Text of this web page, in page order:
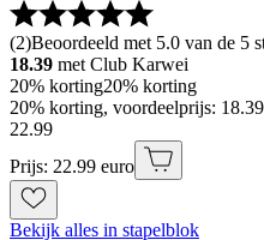
(2)Beoordeeld met 5.0 van de 5
18.39 met Club Karwei
20% korting20% korting
20% korting, voordeelprijs:
22.99
Prijs: 22.99 euro
Bekijk alles in stapelblok